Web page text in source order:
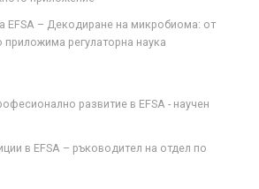
EFSA – Декодиране на микробиома: от
приложима регулаторна наука
развитие в EFSA - научен
в EFSA – ръководител на отдел по